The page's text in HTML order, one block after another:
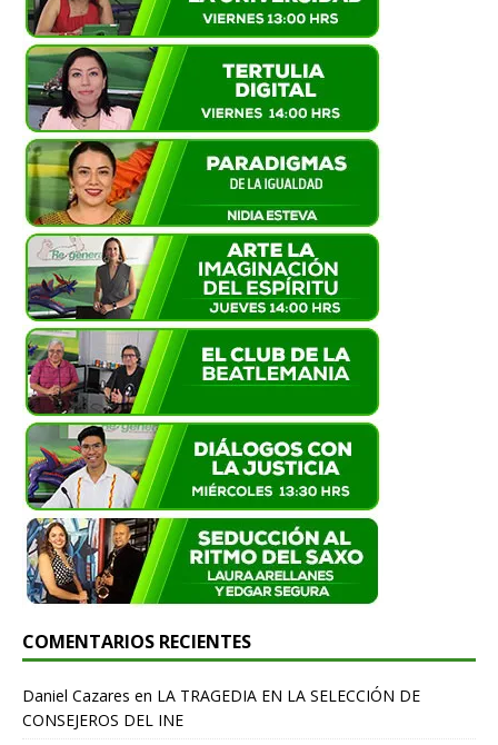
COMENTARIOS RECIENTES
Daniel Cazares en LA TRAGEDIA EN LA SELECCIÓN DE
CONSEJEROS DEL INE